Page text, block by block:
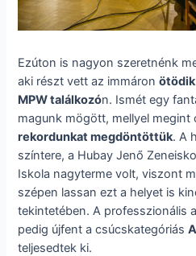
Ezúton is nagyon szeretnénk
aki részt vett az immáronötödik
MPW találkozón. Ismét egy
magunk mögött, mellyel
rekordunkat megdöntöttük. A
színtere, a Hubay Jenő
Iskola nagyterme volt, viszont
szépen lassan ezt a helyet is
tekintetében. A professzionális
pedig újfent a csúcskategóriás
teljesedtek ki.